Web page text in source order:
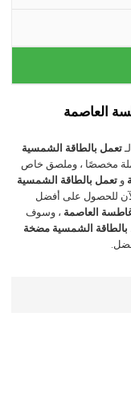
العاصمة
تعمل بالطاقة الشمسية
مخصصًا ، وملصق خاص
وتعمل بالطاقة الشمسية
للحصول على أفضل
العاصمة ، وسوف
بالطاقة الشمسية مضخة